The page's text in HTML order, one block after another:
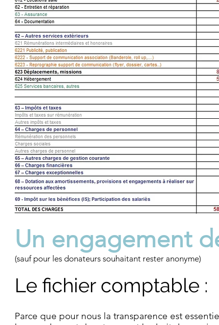
Un engagement
(sauf pour les donateurs souhaitant rester anonyme)
Le fichier comptable :
Parce que pour nous la transparence est